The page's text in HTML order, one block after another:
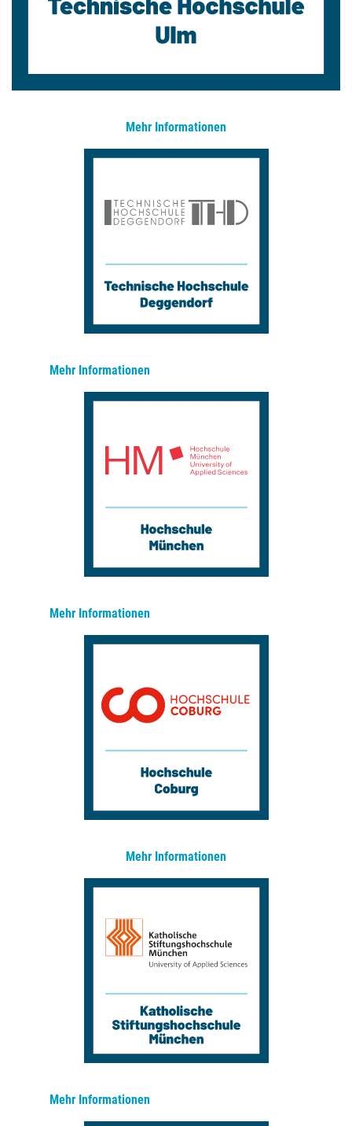
Mehr Informationen
Mehr Informationen
Mehr Informationen
Mehr Informationen
Mehr Informationen